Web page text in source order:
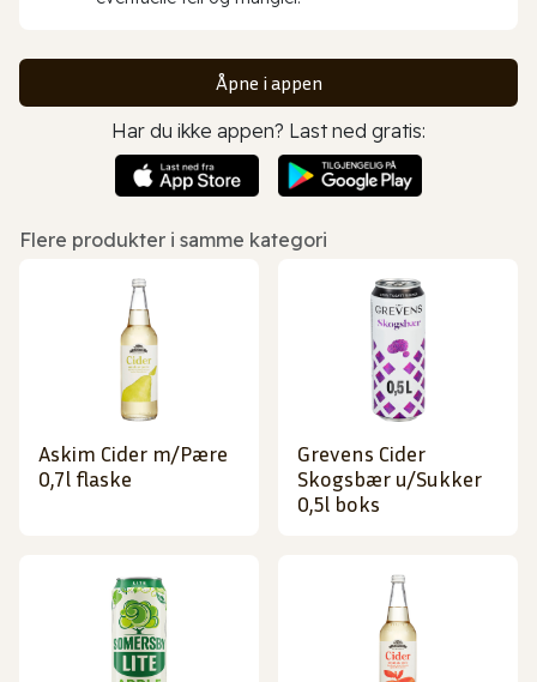
Åpne i appen
Har du ikke appen? Last ned gratis:
Flere produkter i samme kategori
Askim Cider m/Pære
0,7l flaske
Grevens Cider
Skogsbær u/Sukker
0,5l boks